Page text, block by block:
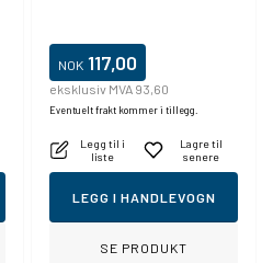
NOK 117,00
eksklusiv MVA 93,60
Eventuelt frakt kommer i tillegg.
Legg til i
liste
Lagre til
senere
LEGG I HANDLEVOGN
SE PRODUKT